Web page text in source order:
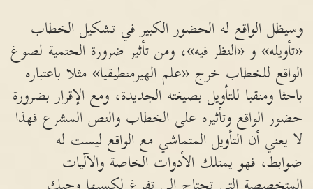
وسيظل الواقع له الحضور الكبير في تشكيل الخطاب
«تأويله» و «النظر فيه»، ومن تأثير ضرورة الحتمية لصوغ
الواقع للخطاب خرج «علم الهيرمنطيقيا» مثلا باعتباره
باحثا ومنقبا للتأويل بصيغته الجديدة، ومع الإقرار بضرورة
حضور الواقع وتأثيره على الخطاب والنص المشرع فهذا
لا يعني أن التأويل المتماشي مع الواقع ليست له
ضوابط، فهو يمتلك الأدوات الخاصة والآليات